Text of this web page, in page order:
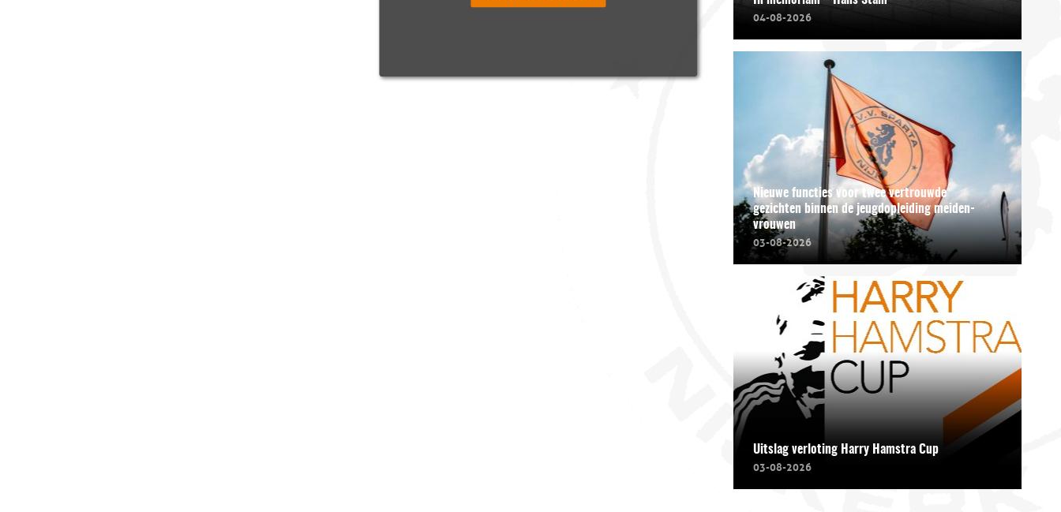
04-08-2026
Nieuwe functies voor twee vertrouwde
gezichten binnen de jeugdopleiding meiden-
vrouwen
03-08-2026
Uitslag verloting Harry Hamstra Cup
03-08-2026